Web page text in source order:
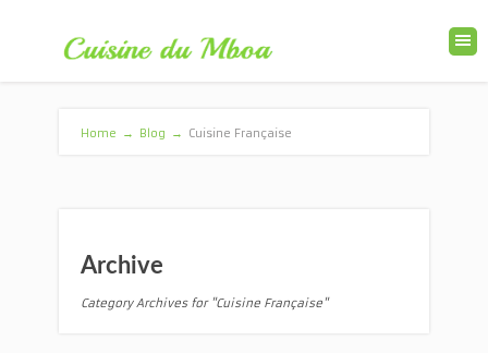
Home → Blog → Cuisine Française
Archive
Category Archives for "Cuisine Française"